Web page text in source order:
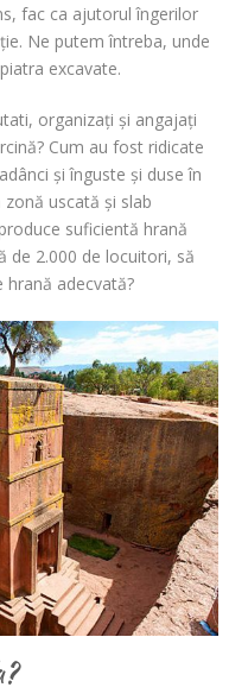
fac ca ajutorul îngerilor
Ne putem întreba, unde
excavate.
organizaţi şi angajaţi
Cum au fost ridicate
şi înguste şi duse în
uscată şi slab
suficientă hrană
de 2.000 de locuitori, să
adecvată?